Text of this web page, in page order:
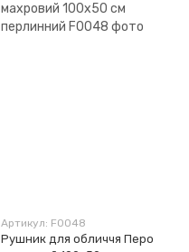
Артикул: F0048
Рушник для обличчя Перо